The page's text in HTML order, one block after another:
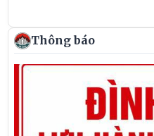
Thông báo